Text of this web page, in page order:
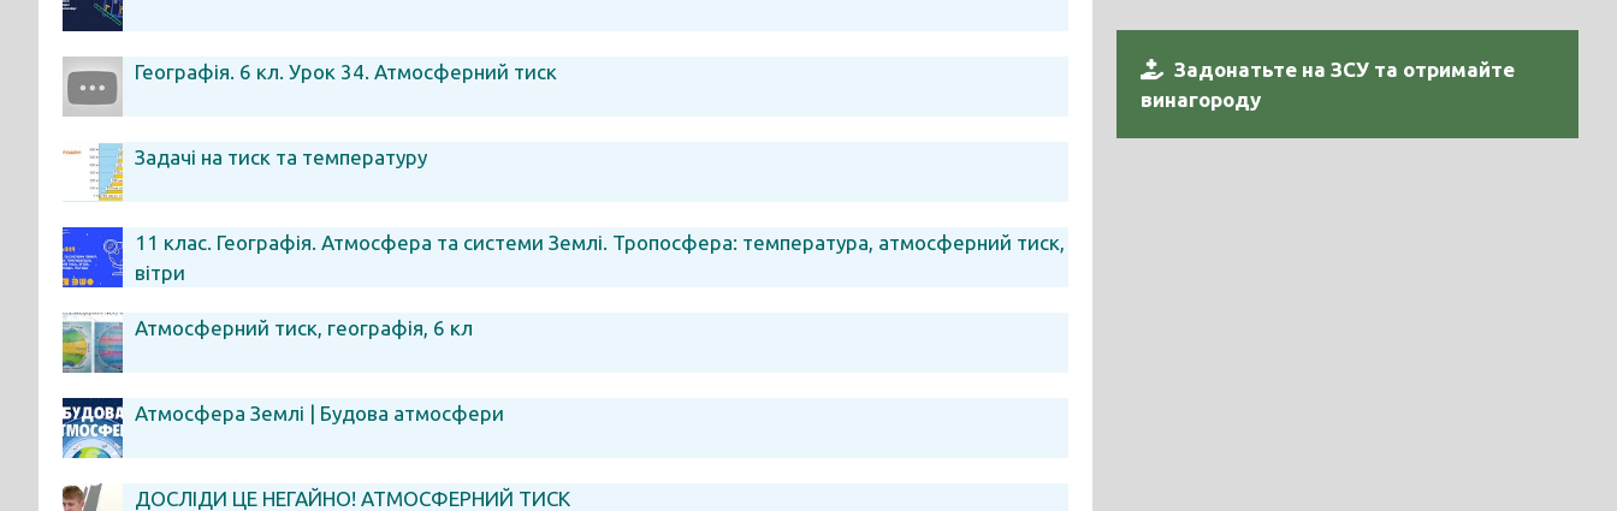
Географія. 6 кл. Урок 34. Атмосферний тиск
Задачі на тиск та температуру
11 клас. Географія. Атмосфера та системи Землі. Тропосфера: температура, атмосферний тиск,
вітри
Атмосферний тиск, географія, 6 кл
Атмосфера Землі | Будова атмосфери
ДОСЛІДИ ЦЕ НЕГАЙНО! АТМОСФЕРНИЙ ТИСК
Задонатьте на ЗСУ та отримайте
винагороду